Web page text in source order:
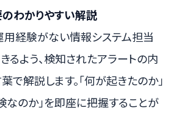
わかりやすい解説
用経験がない情報システム担当
るよう、検知されたアラートの内
で解説します。「何が起きたのか」
なのか」を即座に把握することが